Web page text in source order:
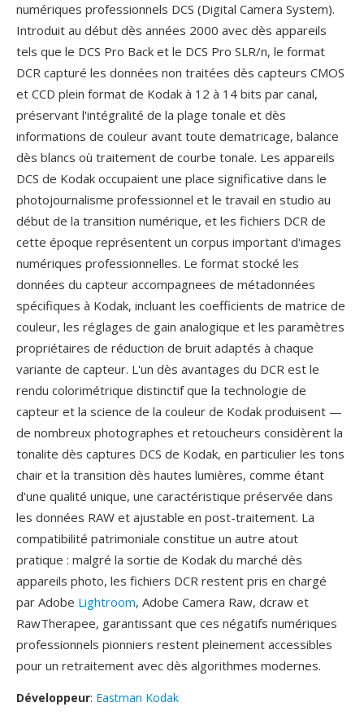
numériques professionnels DCS (Digital Camera System).
Introduit au début dès années 2000 avec dès appareils
tels que le DCS Pro Back et le DCS Pro SLR/n, le format
DCR capturé les données non traitées dès capteurs CMOS
et CCD plein format de Kodak à 12 à 14 bits par canal,
préservant l'intégralité de la plage tonale et dès
informations de couleur avant toute dematricage, balance
dès blancs où traitement de courbe tonale. Les appareils
DCS de Kodak occupaient une place significative dans le
photojournalisme professionnel et le travail en studio au
début de la transition numérique, et les fichiers DCR de
cette époque représentent un corpus important d'images
numériques professionnelles. Le format stocké les
données du capteur accompagnees de métadonnées
spécifiques à Kodak, incluant les coefficients de matrice de
couleur, les réglages de gain analogique et les paramètres
propriétaires de réduction de bruit adaptés à chaque
variante de capteur. L'un dès avantages du DCR est le
rendu colorimétrique distinctif que la technologie de
capteur et la science de la couleur de Kodak produisent —
de nombreux photographes et retoucheurs considèrent la
tonalite dès captures DCS de Kodak, en particulier les tons
chair et la transition dès hautes lumières, comme étant
d'une qualité unique, une caractéristique préservée dans
les données RAW et ajustable en post-traitement. La
compatibilité patrimoniale constitue un autre atout
pratique : malgré la sortie de Kodak du marché dès
appareils photo, les fichiers DCR restent pris en chargé
par Adobe Lightroom, Adobe Camera Raw, dcraw et
RawTherapee, garantissant que ces négatifs numériques
professionnels pionniers restent pleinement accessibles
pour un retraitement avec dès algorithmes modernes.
Développeur: Eastman Kodak